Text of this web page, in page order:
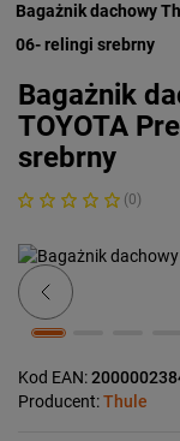
Bagażnik dachowy
06- relingi srebrny
Bagażnik
TOYOTA
srebrny
(0)
Previous
Kod EAN:
Producent:Thule